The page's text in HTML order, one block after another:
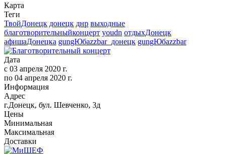
Карта
Теги
ТвойДонецк донецк днр выходные
благотворительныйконцерт youdn отдыхДонецк
афишаДонецка gungЮбazzbar_донецк gungЮбazzbar
Дата
с 03 апреля 2020 г.
по 04 апреля 2020 г.
Информация
Адрес
г.Донецк, бул. Шевченко, 3д
Цены
Минимальная
Максимальная
Доставки